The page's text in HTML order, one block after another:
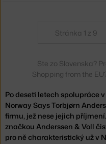
Po deseti letech spolupráce
Norway Says Torbjørn
firmu, jež nese jejich
značkou Anderssen & Voll
pro ně charakteristický už v
Stránka 1 z 9
Ste zo Slovenska?
Shopping from the